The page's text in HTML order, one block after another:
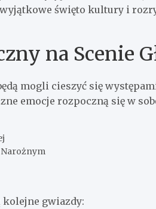
święto kultury i
na Scenie
mogli cieszyć się
emocje rozpoczną się w
Narożnym
kolejne gwiazdy: